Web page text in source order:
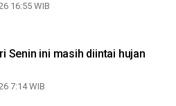
16:55 WIB
Senin ini masih diintai hujan
7:14 WIB